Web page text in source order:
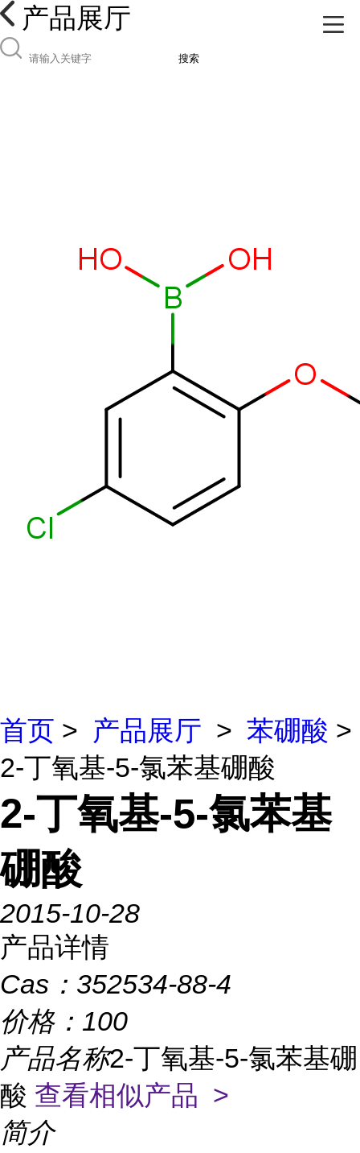
产品展厅
搜索
首页 > 产品展厅 > 苯硼酸 >
2-丁氧基-5-氯苯基硼酸
2-丁氧基-5-氯苯基
硼酸
2015-10-28
产品详情
Cas： 352534-88-4
价格： 100
产品名称2-丁氧基-5-氯苯基硼
酸 查看相似产品 >
简介